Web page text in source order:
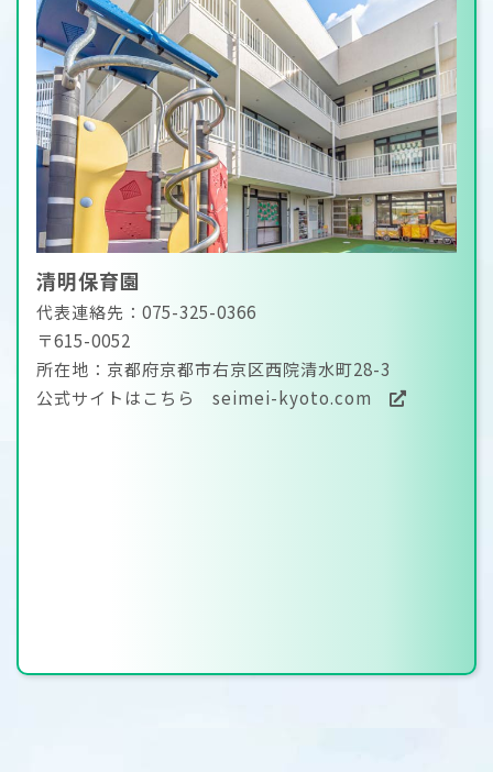
清明保育園
代表連絡先：075-325-0366
〒615-0052
所在地：京都府京都市右京区西院清水町28-3
公式サイトはこちら seimei-kyoto.com